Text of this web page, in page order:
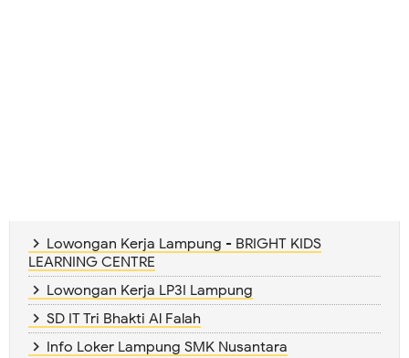
Lowongan Kerja Lampung - BRIGHT KIDS
LEARNING CENTRE
Lowongan Kerja LP3I Lampung
SD IT Tri Bhakti Al Falah
Info Loker Lampung SMK Nusantara